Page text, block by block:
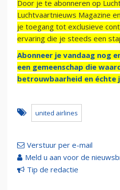
Door je te abonneren op
Luchtvaartnieuws Magazine
je toegang tot exclusieve
ervaring die je steeds een
Abonneer je vandaag nog
een gemeenschap die
betrouwbaarheid en échte
united airlines
Verstuur per e-mail
Meld u aan voor de
Tip de redactie